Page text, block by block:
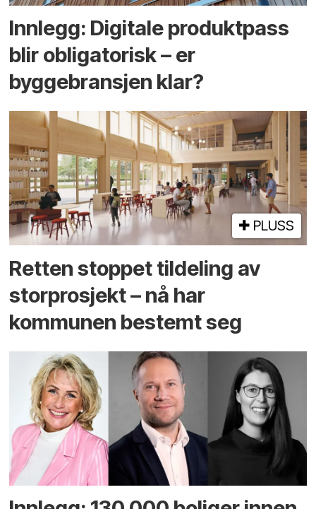
Innlegg: Digitale produktpass
blir obligatorisk – er
byggebransjen klar?
PLUSS
Retten stoppet tildeling av
storprosjekt – nå har
kommunen bestemt seg